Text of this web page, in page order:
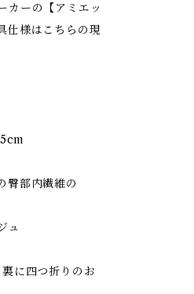
カーの【アミエッ
仕様はこちらの現
部内繊維の
ュ
に四つ折りのお